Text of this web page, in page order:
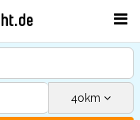
40km